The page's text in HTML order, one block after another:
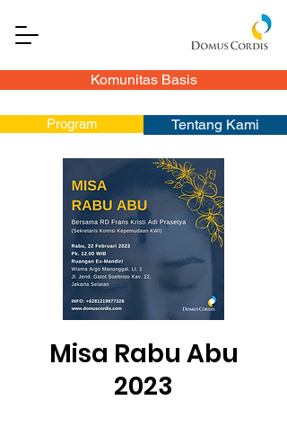
Komunitas Basis
Program Tentang Kami
Misa Rabu Abu
2023